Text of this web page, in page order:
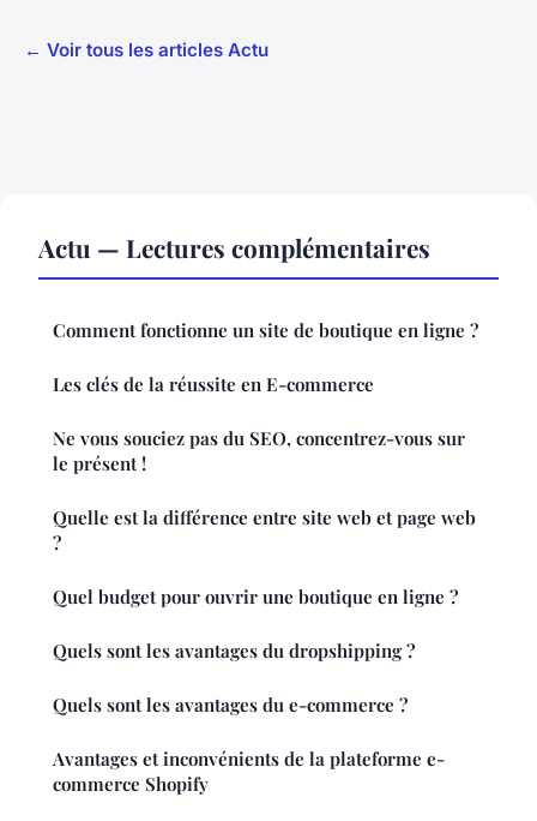
← Voir tous les articles Actu
Actu — Lectures complémentaires
Comment fonctionne un site de boutique en ligne ?
Les clés de la réussite en E-commerce
Ne vous souciez pas du SEO, concentrez-vous sur
le présent !
Quelle est la différence entre site web et page web
?
Quel budget pour ouvrir une boutique en ligne ?
Quels sont les avantages du dropshipping ?
Quels sont les avantages du e-commerce ?
Avantages et inconvénients de la plateforme e-
commerce Shopify